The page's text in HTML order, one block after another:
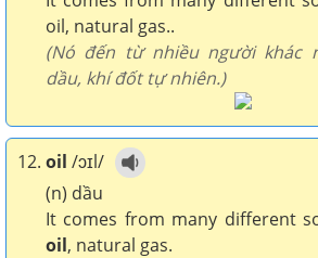
oil, natural gas..
(Nó đến từ nhiều người khác
dầu, khí đốt tự nhiên.)
12. oil /ɔɪl/
(n) dầu
It comes from many different
oil, natural gas.